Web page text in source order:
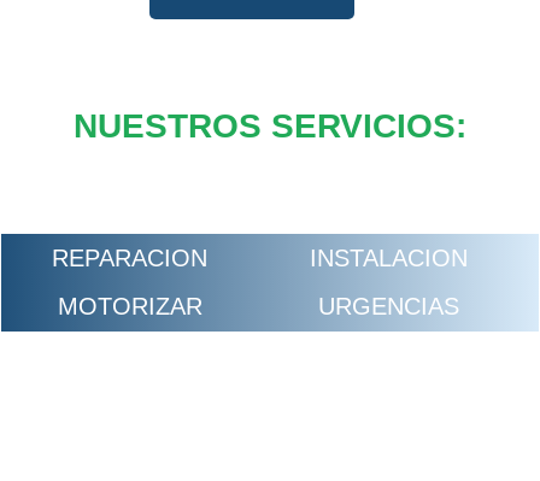
NUESTROS SERVICIOS:
REPARACION
INSTALACION
MOTORIZAR
URGENCIAS